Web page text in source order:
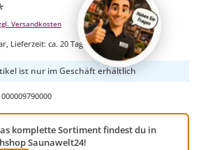
Versandkosten
Lieferzeit: ca. 20 Tage
ist nur im Geschäft erhältlich
000009790000
komplette Sortiment findest du in
Saunawelt24!